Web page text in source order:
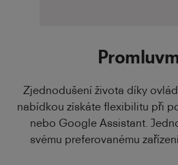
Zjednodušení života díky
nabídkou získáte flexibilitu při
nebo Google Assistant.
svému preferovanému